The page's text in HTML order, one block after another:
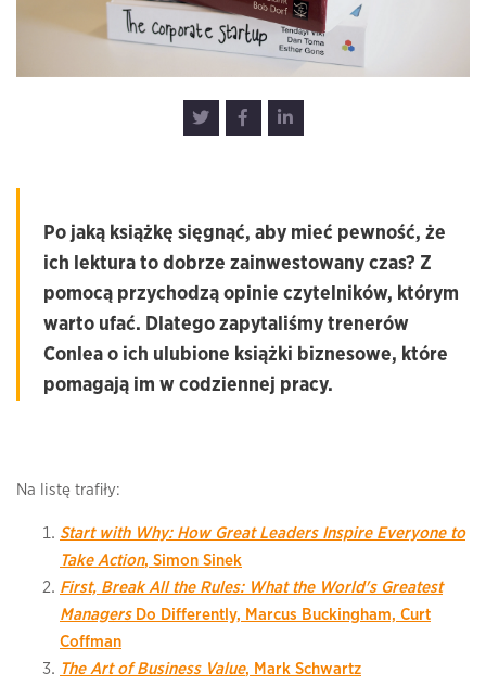
Po jaką książkę sięgnąć, aby mieć pewność, że
ich lektura to dobrze zainwestowany czas? Z
pomocą przychodzą opinie czytelników, którym
warto ufać. Dlatego zapytaliśmy trenerów
Conlea o ich ulubione książki biznesowe, które
pomagają im w codziennej pracy.
Na listę trafiły:
Start with Why: How Great Leaders Inspire Everyone to
Take Action, Simon Sinek
First, Break All the Rules: What the World's Greatest
ManagersDo Differently, Marcus Buckingham, Curt
Coffman
The Art of Business Value, Mark Schwartz